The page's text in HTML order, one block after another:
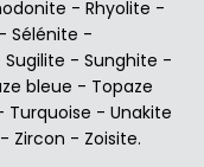
- Rhyolite -
- Sélénite -
Sugilite - Sunghite -
bleue - Topaze
Turquoise - Unakite
- Zircon - Zoisite.